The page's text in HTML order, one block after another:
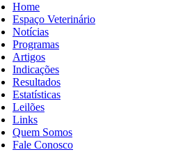
Home
Espaço Veterinário
Notícias
Programas
Artigos
Indicações
Resultados
Estatísticas
Leilões
Links
Quem Somos
Fale Conosco